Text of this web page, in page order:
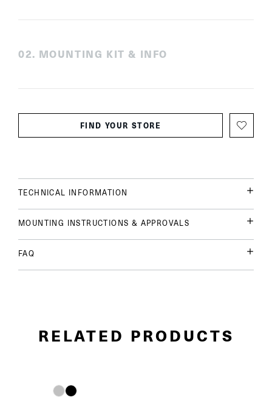
02. MOUNTING KIT & INFO
FIND YOUR STORE
TECHNICAL INFORMATION
MOUNTING INSTRUCTIONS & APPROVALS
FAQ
RELATED PRODUCTS